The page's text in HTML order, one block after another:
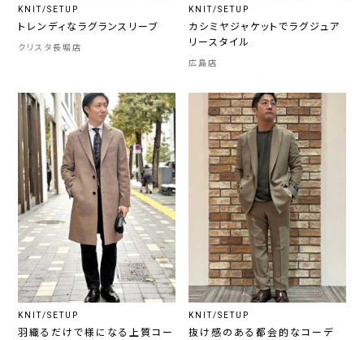
KNIT/SETUP
トレンディなラグランスリーブ
クリスタ長堀店
KNIT/SETUP
カシミヤジャケットでラグジュア
リースタイル
広島店
KNIT/SETUP
羽織るだけで様になる上質コー
KNIT/SETUP
抜け感のある都会的なコーデ